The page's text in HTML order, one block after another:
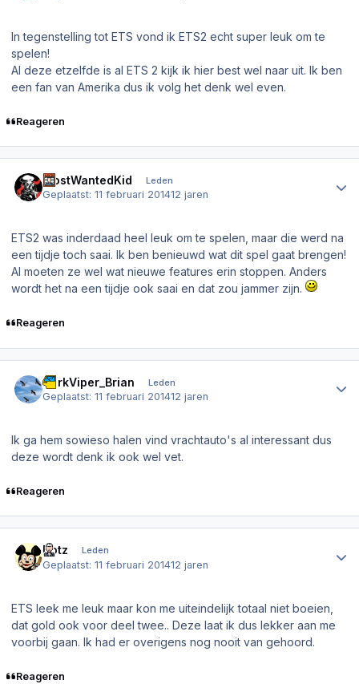
In tegenstelling tot ETS vond ik ETS2 echt super leuk om te
spelen!
Al deze etzelfde is al ETS 2 kijk ik hier best wel naar uit. Ik ben
een fan van Amerika dus ik volg het denk wel even.
Reageren
MostWantedKid Leden
Geplaatst:11 februari 201412 jaren
ETS2 was inderdaad heel leuk om te spelen, maar die werd na
een tijdje toch saai. Ik ben benieuwd wat dit spel gaat brengen!
Al moeten ze wel wat nieuwe features erin stoppen. Anders
wordt het na een tijdje ook saai en dat zou jammer zijn.
Reageren
DarkViper_Brian Leden
Geplaatst:11 februari 201412 jaren
Ik ga hem sowieso halen vind vrachtauto's al interessant dus
deze wordt denk ik ook wel vet.
Reageren
Dotz Leden
Geplaatst:11 februari 201412 jaren
ETS leek me leuk maar kon me uiteindelijk totaal niet boeien,
dat gold ook voor deel twee.. Deze laat ik dus lekker aan me
voorbij gaan. Ik had er overigens nog nooit van gehoord.
Reageren